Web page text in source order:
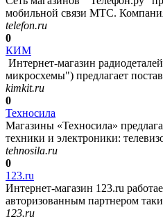
мобильной связи МТС.
telefon.ru
0
КИМ
Интернет-магазин
микросхемы") предлагает
kimkit.ru
0
Техносила
Магазины «Техносила»
техники и электроники:
tehnosila.ru
0
123.ru
Интернет-магазин 123.ru
авторизованным партнером
123.ru